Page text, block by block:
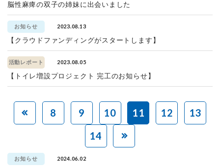
脳性麻痺の双子の姉妹に出会いました
お知らせ 2023.08.13
【クラウドファンディングがスタートします】
活動レポート 2023.08.05
【トイレ増設プロジェクト 完工のお知らせ】
8 9 10 11 12
13
14
お知らせ 2024.06.02